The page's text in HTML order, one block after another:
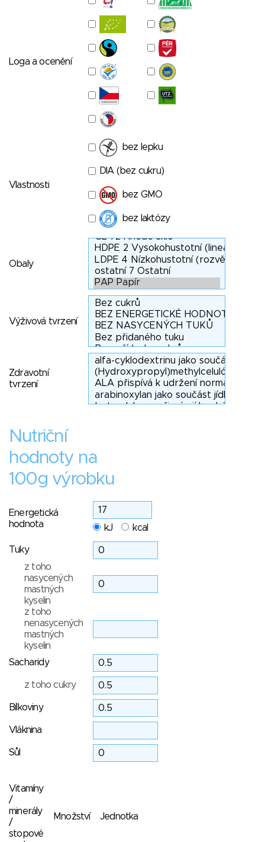
Loga a ocenění
Vlastnosti
bez lepku
DIA (bez cukru)
bez GMO
bez laktózy
Obaly
Výživová tvrzení
Zdravotní
tvrzení
Nutriční
hodnoty na
100g výrobku
Energetická
hodnota
kJ kcal
Tuky
z toho
nasycených
mastných
kyselin
z toho
nenasycených
mastných
kyselin
Sacharidy
z toho cukry
Bílkoviny
Vláknina
Sůl
Vitamíny
/
minerály
/
stopové
Množství Jednotka